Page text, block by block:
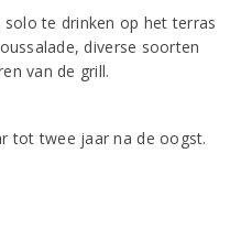
te drinken op het terras
diverse soorten
van de grill.
tot twee jaar na de oogst.